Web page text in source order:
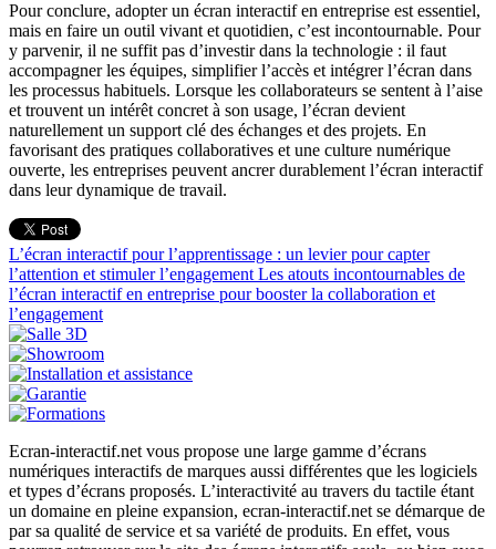
Pour conclure, adopter un écran interactif en entreprise est essentiel,
mais en faire un outil vivant et quotidien, c’est incontournable. Pour
y parvenir, il ne suffit pas d’investir dans la technologie : il faut
accompagner les équipes, simplifier l’accès et intégrer l’écran dans
les processus habituels. Lorsque les collaborateurs se sentent à l’aise
et trouvent un intérêt concret à son usage, l’écran devient
naturellement un support clé des échanges et des projets. En
favorisant des pratiques collaboratives et une culture numérique
ouverte, les entreprises peuvent ancrer durablement l’écran interactif
dans leur dynamique de travail.
L’écran interactif pour l’apprentissage : un levier pour capter
l’attention et stimuler l’engagementLes atouts incontournables de
l’écran interactif en entreprise pour booster la collaboration et
l’engagement
Ecran-interactif.net vous propose une large gamme d’écrans
numériques interactifs de marques aussi différentes que les logiciels
et types d’écrans proposés. L’interactivité au travers du tactile étant
un domaine en pleine expansion, ecran-interactif.net se démarque de
par sa qualité de service et sa variété de produits. En effet, vous